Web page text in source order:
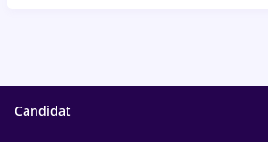
Candidat